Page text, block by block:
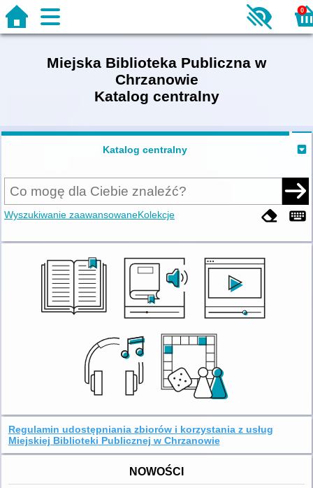
0
Miejska Biblioteka Publiczna w
Chrzanowie
Katalog centralny
Katalog centralny
Wyszukiwanie zaawansowaneKolekcje
Regulamin udostępniania zbiorów i korzystania z usług
Miejskiej Biblioteki Publicznej w Chrzanowie
NOWOŚCI